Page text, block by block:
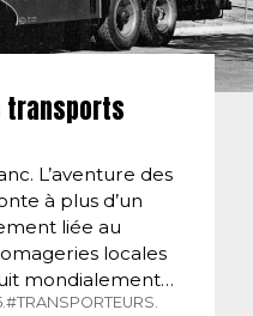
transports
L’aventure des
à plus d’un
liée au
locales
mondialement…
#TRANSPORTEURS.